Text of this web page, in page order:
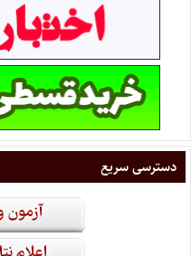
دسترسی سریع